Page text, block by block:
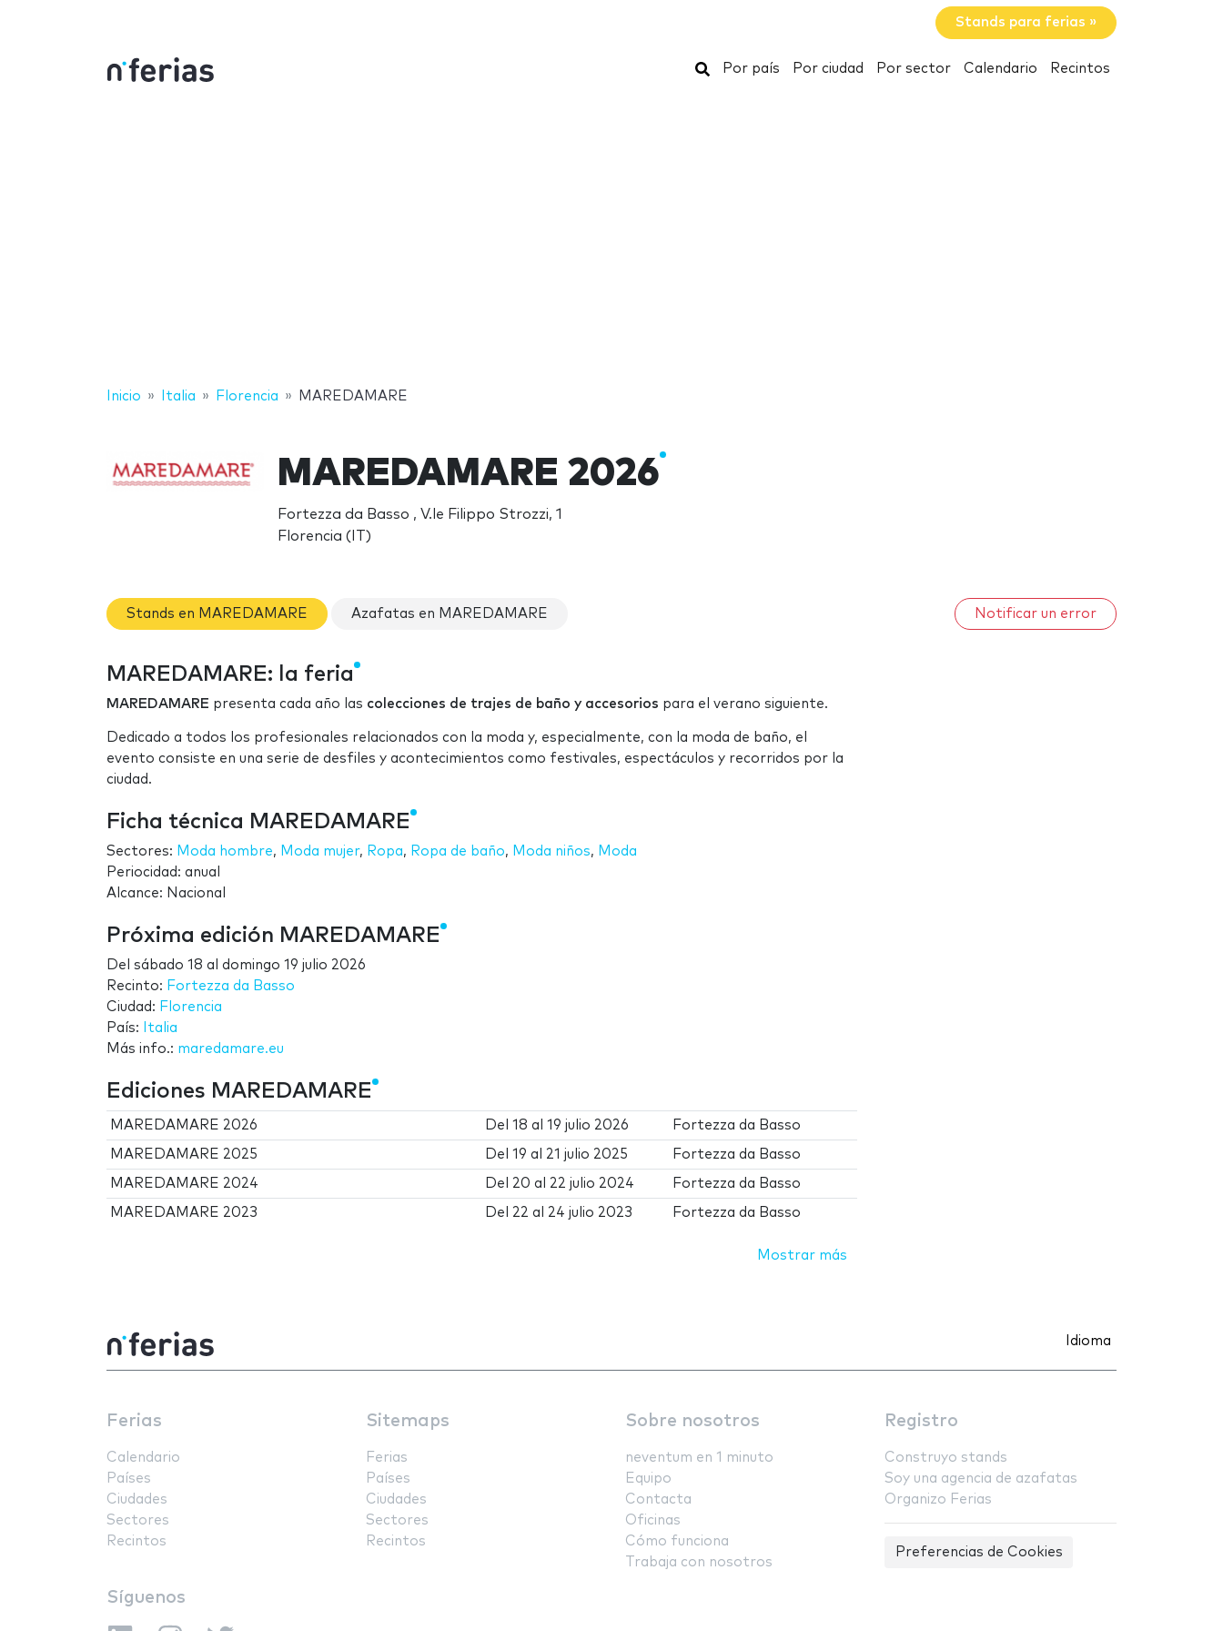
Stands para ferias »
Buscar
Por país Por ciudad Por sector Calendario Recintos
Inicio Italia Florencia MAREDAMARE
MAREDAMARE 2026
Fortezza da Basso , V.le Filippo Strozzi, 1
Florencia (IT)
Stands en MAREDAMARE Azafatas en MAREDAMARE Notificar un error
MAREDAMARE: la feria
MAREDAMARE presenta cada año las colecciones de trajes de baño y accesorios para el verano siguiente.
Dedicado a todos los profesionales relacionados con la moda y, especialmente, con la moda de baño, el
evento consiste en una serie de desfiles y acontecimientos como festivales, espectáculos y recorridos por la
ciudad.
Ficha técnica MAREDAMARE
Sectores: Moda hombre, Moda mujer, Ropa, Ropa de baño, Moda niños, Moda
Periocidad: anual
Alcance: Nacional
Próxima edición MAREDAMARE
Del sábado 18 al domingo 19 julio 2026
Recinto: Fortezza da Basso
Ciudad: Florencia
País:
Italia
Más info.: maredamare.eu
Ediciones MAREDAMARE
MAREDAMARE 2026 Del18 al19 julio 2026 Fortezza da Basso
MAREDAMARE 2025 Del19 al 21 julio 2025 Fortezza da Basso
MAREDAMARE 2024 Del 20 al 22 julio 2024 Fortezza da Basso
MAREDAMARE 2023 Del 22 al 24 julio 2023 Fortezza da Basso
Mostrar más
Idioma
Ferias
Calendario
Países
Ciudades
Sectores
Recintos
Sitemaps
Ferias
Países
Ciudades
Sectores
Recintos
Sobre nosotros
neventum en 1 minuto
Equipo
Contacta
Oficinas
Cómo funciona
Trabaja con nosotros
Registro
Construyo stands
Soy una agencia de azafatas
Organizo Ferias
Preferencias de Cookies
Síguenos